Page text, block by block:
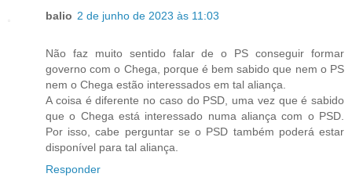
balio 2 de junho de 2023 às 11:03
Não faz muito sentido falar de o PS conseguir formar
governo com o Chega, porque é bem sabido que nem o PS
nem o Chega estão interessados em tal aliança.
A coisa é diferente no caso do PSD, uma vez que é sabido
que o Chega está interessado numa aliança com o PSD.
Por isso, cabe perguntar se o PSD também poderá estar
disponível para tal aliança.
Responder